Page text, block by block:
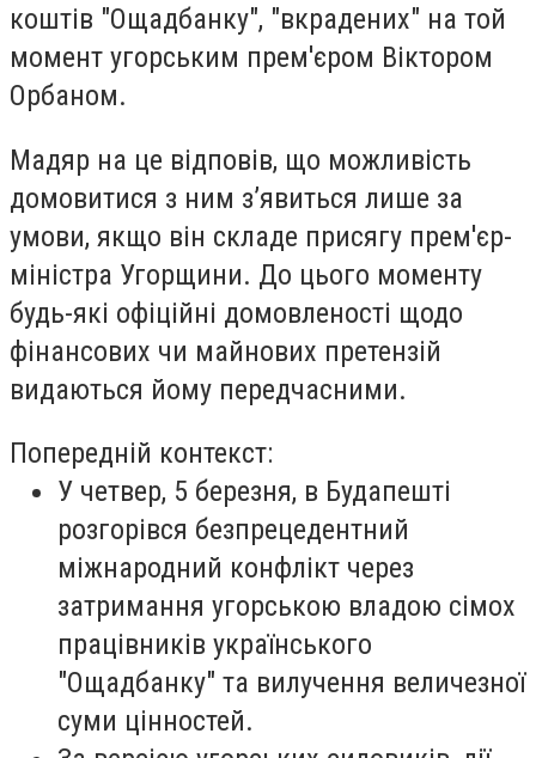
коштів "Ощадбанку", "вкрадених" на той
момент угорським прем'єром Віктором
Орбаном.
Мадяр на це відповів, що можливість
домовитися з ним з’явиться лише за
умови, якщо він складе присягу прем'єр-
міністра Угорщини. До цього моменту
будь-які офіційні домовленості щодо
фінансових чи майнових претензій
видаються йому передчасними.
Попередній контекст:
У четвер, 5 березня, в Будапешті
розгорівся безпрецедентний
міжнародний конфлікт через
затримання угорською владою сімох
працівників українського
"Ощадбанку" та вилучення величезної
суми цінностей.